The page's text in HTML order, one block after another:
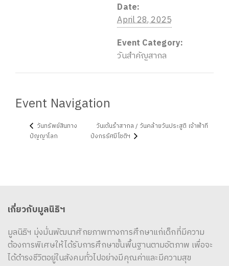
Date:
April 28, 2025
Event Category:
วันสำคัญสากล
Event Navigation
วันทรัพย์สินทาง
ปัญญาโลก
วันเต้นรำสากล / วันคล้ายวันประสูติ เจ้าฟ้าที
ปังกรรัศมีโชติฯ
เกี่ยวกับมูลนิธิฯ
มูลนิธิฯ มุ่งมั่นพัฒนาศักยภาพทางการศึกษาแก่เด็กที่มีความ
ต้องการพิเศษให้ได้รับการศึกษาขั้นพื้นฐานตามอัตภาพ เพื่อจะ
ได้ดำรงชีวิตอยู่ในสังคมทั่วไปอย่างมีคุณค่าและมีความสุข